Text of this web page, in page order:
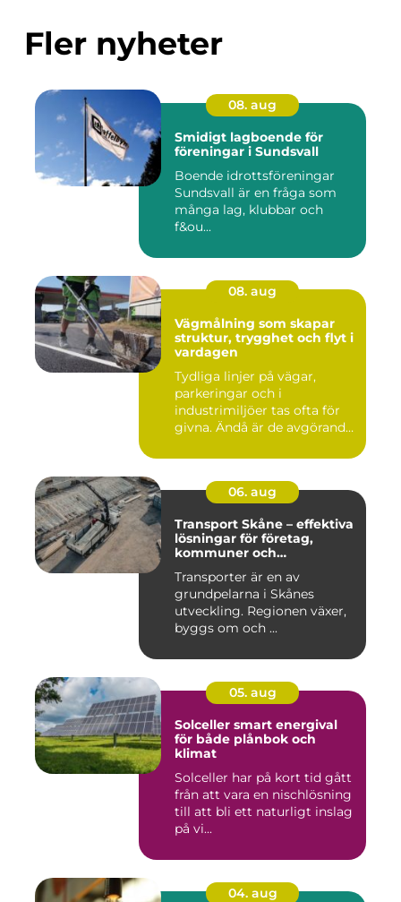
Fler nyheter
08. aug
Smidigt lagboende för
föreningar i Sundsvall
Boende idrottsföreningar
Sundsvall är en fråga som
många lag, klubbar och
f&ou...
08. aug
Vägmålning som skapar
struktur, trygghet och flyt i
vardagen
Tydliga linjer på vägar,
parkeringar och i
industrimiljöer tas ofta för
givna. Ändå är de avgörande
06. aug
Transport Skåne – effektiva
lösningar för företag,
kommuner och
Transporter är en av
grundpelarna i Skånes
utveckling. Regionen växer,
byggs om och ...
05. aug
Solceller smart energival
för både plånbok och
klimat
Solceller har på kort tid gått
från att vara en nischlösning
till att bli ett naturligt inslag
på vi...
04. aug